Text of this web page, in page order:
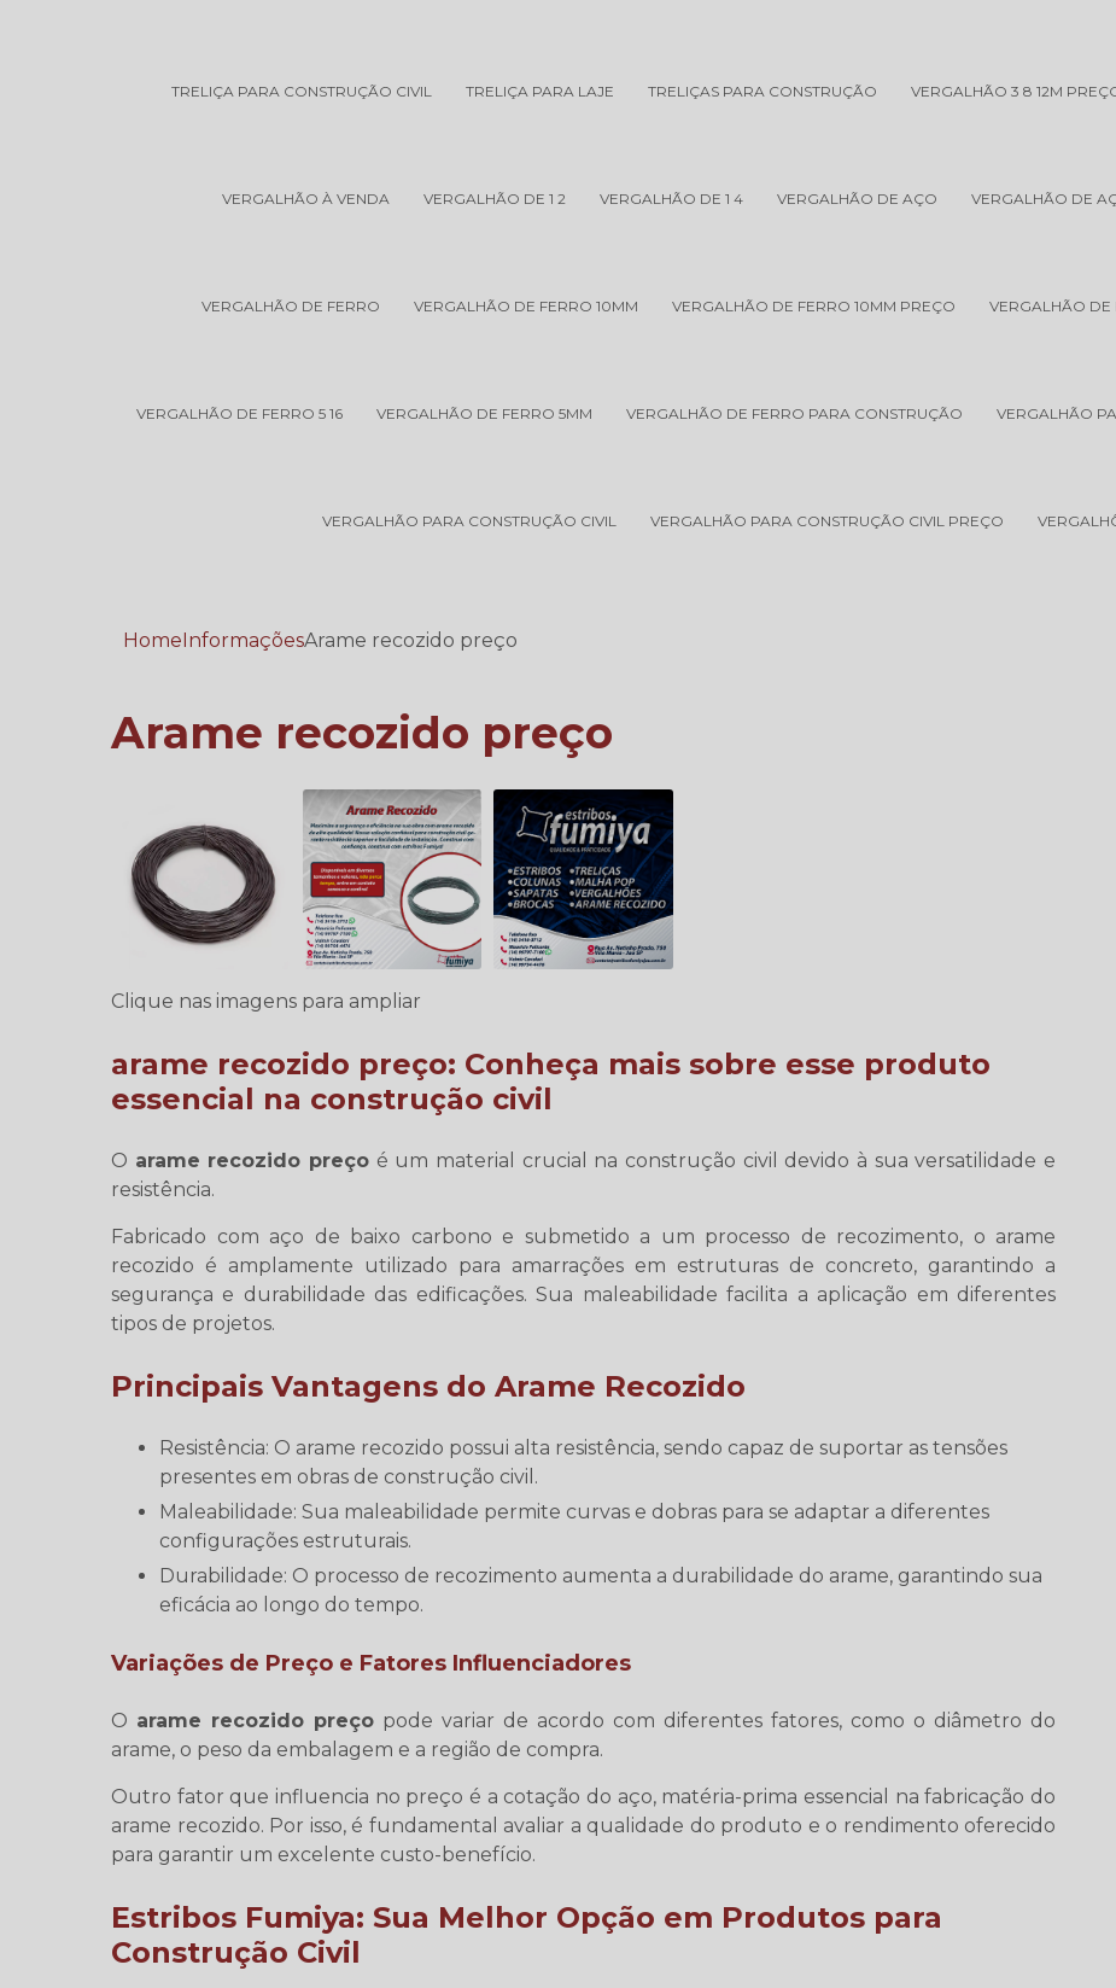
TRELIÇA PARA CONSTRUÇÃO CIVIL TRELIÇA PARA LAJE TRELIÇAS PARA CONSTRUÇÃO VERGALHÃO 3 8 12M
VERGALHÃO À VENDA VERGALHÃO DE 1 2 VERGALHÃO DE 1 4 VERGALHÃO DE AÇO VERGALHÃO DE
VERGALHÃO DE FERRO VERGALHÃO DE FERRO 10MM VERGALHÃO DE FERRO 10MM PREÇO VERGALHÃO DE
VERGALHÃO DE FERRO 5 16 VERGALHÃO DE FERRO 5MM VERGALHÃO DE FERRO PARA CONSTRUÇÃO VERGALHÃO
VERGALHÃO PARA CONSTRUÇÃO CIVIL VERGALHÃO PARA CONSTRUÇÃO CIVIL PREÇO
HomeInformaçõesArame recozido preço
Arame recozido preço
Clique nas imagens para ampliar
arame recozido preço: Conheça mais sobre esse produto
essencial na construção civil
O arame recozido preço é um material crucial na construção civil devido à sua versatilidade e
resistência.
Fabricado com aço de baixo carbono e submetido a um processo de recozimento, o arame
recozido é amplamente utilizado para amarrações em estruturas de concreto, garantindo a
segurança e durabilidade das edificações. Sua maleabilidade facilita a aplicação em diferentes
tipos de projetos.
Principais Vantagens do Arame Recozido
Resistência: O arame recozido possui alta resistência, sendo capaz de suportar as tensões
presentes em obras de construção civil.
Maleabilidade: Sua maleabilidade permite curvas e dobras para se adaptar a diferentes
configurações estruturais.
Durabilidade: O processo de recozimento aumenta a durabilidade do arame, garantindo sua
eficácia ao longo do tempo.
Variações de Preço e Fatores Influenciadores
O arame recozido preço pode variar de acordo com diferentes fatores, como o diâmetro do
arame, o peso da embalagem e a região de compra.
Outro fator que influencia no preço é a cotação do aço, matéria-prima essencial na fabricação do
arame recozido. Por isso, é fundamental avaliar a qualidade do produto e o rendimento oferecido
para garantir um excelente custo-benefício.
Estribos Fumiya: Sua Melhor Opção em Produtos para
Construção Civil